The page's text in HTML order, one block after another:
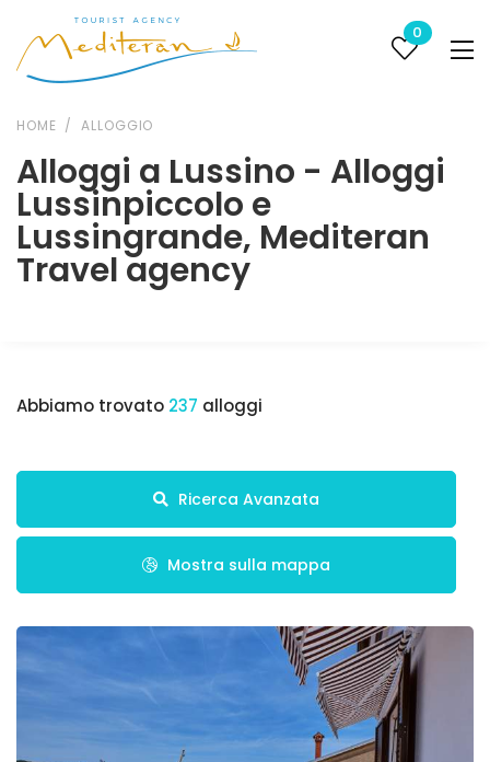
0
HOME ALLOGGIO
Alloggi a Lussino - Alloggi
Lussinpiccolo e
Lussingrande, Mediteran
Travel agency
Abbiamo trovato 237 alloggi
Ricerca Avanzata
Mostra sulla mappa